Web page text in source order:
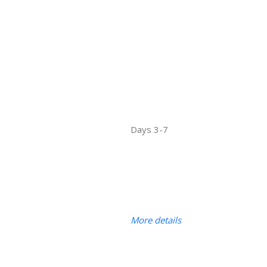
3-7 Days
More details